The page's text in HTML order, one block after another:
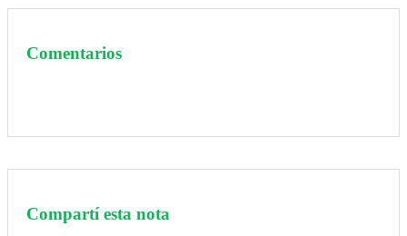
Comentarios
Compartí esta nota